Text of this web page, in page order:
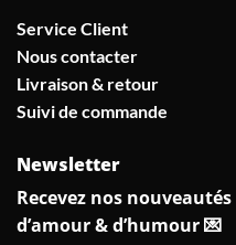
Service Client
Nous contacter
Livraison & retour
Suivi de commande
Newsletter
Recevez nos
d’amour & d’humour 💌